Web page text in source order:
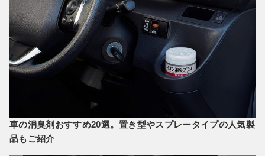
車の消臭剤おすすめ20選。置き型やスプレータイプの人気製
品もご紹介